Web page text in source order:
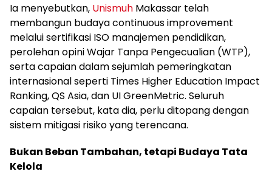
Ia menyebutkan, Unismuh Makassar telah
membangun budaya continuous improvement
melalui sertifikasi ISO manajemen pendidikan,
perolehan opini Wajar Tanpa Pengecualian (WTP),
serta capaian dalam sejumlah pemeringkatan
internasional seperti Times Higher Education Impact
Ranking, QS Asia, dan UI GreenMetric. Seluruh
capaian tersebut, kata dia, perlu ditopang dengan
sistem mitigasi risiko yang terencana.
Bukan Beban Tambahan, tetapi Budaya Tata
Kelola